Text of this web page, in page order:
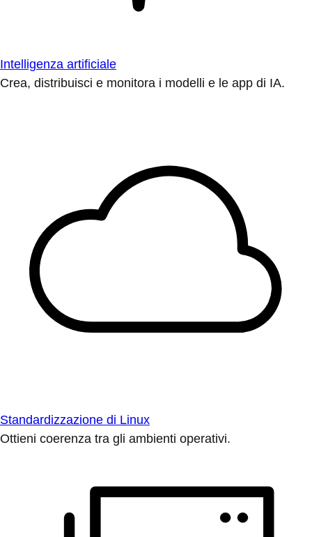
Intelligenza artificiale
Crea, distribuisci e monitora i modelli e le app di IA.
Standardizzazione di Linux
Ottieni coerenza tra gli ambienti operativi.